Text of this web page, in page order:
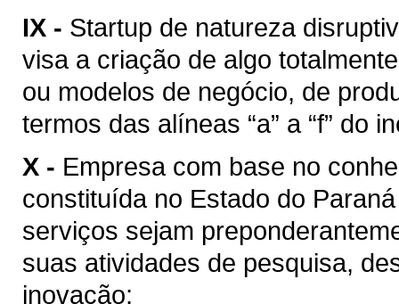
IX - Startup de natureza
visa a criação de algo
ou modelos de negócio, de
termos das alíneas “a” a “f” do
X - Empresa com base no
constituída no Estado do
serviços sejam
suas atividades de pesquisa,
inovação;